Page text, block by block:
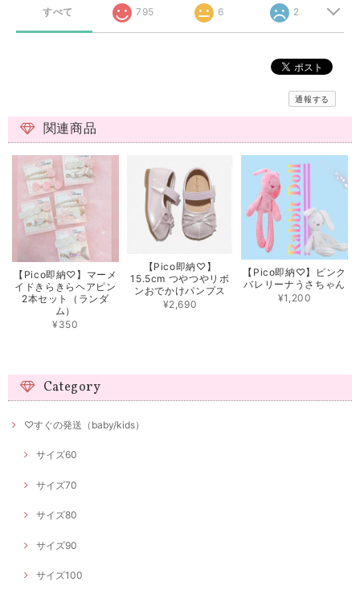
すべて 795 6 2
通報する
関連商品
【Pico即納♡】マーメ
イドきらきらヘアピン
2本セット（ランダ
ム）
¥350
【Pico即納♡】
15.5cm つやつやリボ
ンおでかけパンプス
¥2,690
【Pico即納♡】ピンク
バレリーナうさちゃん
¥1,200
Category
♡すぐの発送（baby/kids）
サイズ60
サイズ70
サイズ80
サイズ90
サイズ100